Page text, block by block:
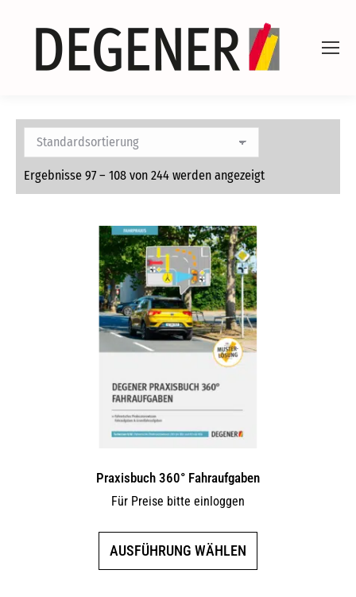
Ergebnisse 97 – 108 von 244 werden angezeigt
Praxisbuch 360° Fahraufgaben
Für Preise bitte einloggen
AUSFÜHRUNG WÄHLEN